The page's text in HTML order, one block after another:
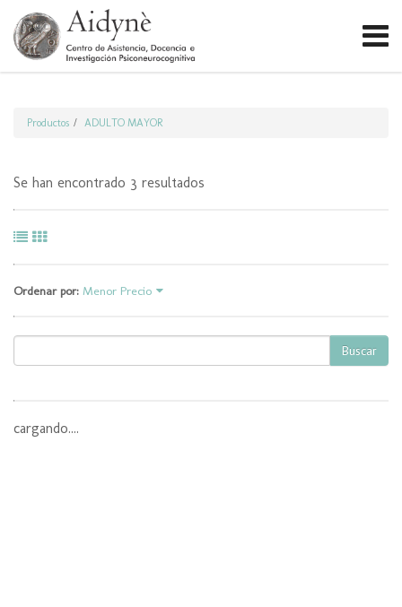
Productos ADULTO MAYOR
Se han encontrado 3 resultados
Ordenar por: Menor Precio
Buscar
cargando....